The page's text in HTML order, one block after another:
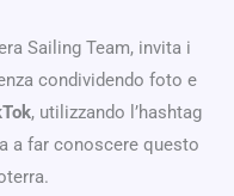
Sailing Team, invita i
condividendo foto e
, utilizzando l’hashtag
a far conoscere questo